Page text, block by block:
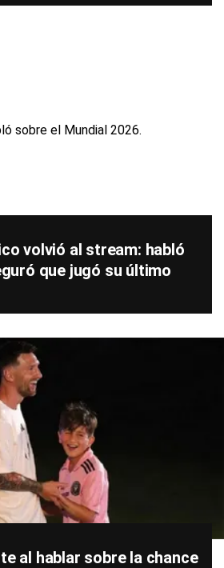
volvió al stream: habló
que jugó su último
al hablar sobre la chance